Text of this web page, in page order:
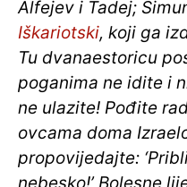
Alfejev i Tadej;
Iškariotski, koji ga
Tu dvanaestoricu
poganima ne idite i
ne ulazite! Pođite
ovcama doma
propovijedajte:
nebesko!’ Bolesne